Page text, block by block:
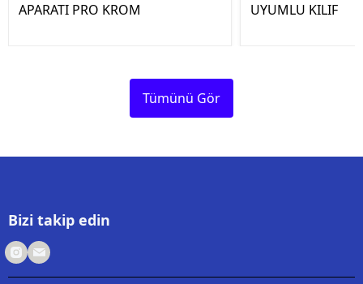
APARATI PRO KROM
UYUMLU KILIF
Tümünü Gör
Bizi takip edin